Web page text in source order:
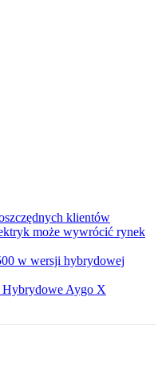
klientów
może wywrócić rynek
w wersji hybrydowej
Hybrydowe Aygo X